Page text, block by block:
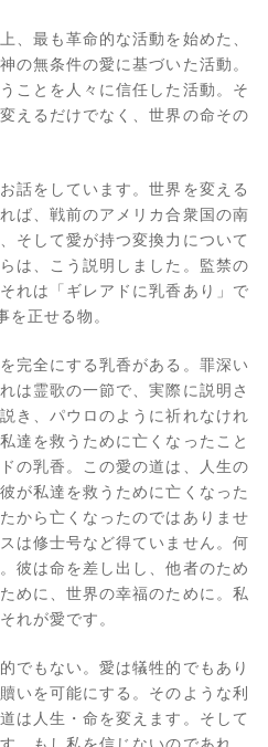
、最も革命的な活動を始めた、
の無条件の愛に基づいた活動。
ことを人々に信任した活動。そ
えるだけでなく、世界の命その
話をしています。世界を変える
ば、戦前のアメリカ合衆国の南
そして愛が持つ変換力について
は、こう説明しました。監禁の
れは「ギレアドに乳香あり」で
正せる物。
完全にする乳香がある。罪深い
は霊歌の一節で、実際に説明さ
き、パウロのように祈れなけれ
達を救うために亡くなったこと
の乳香。この愛の道は、人生の
が私達を救うために亡くなった
から亡くなったのではありませ
は修士号など得ていません。何
彼は命を差し出し、他者のため
めに、世界の幸福のために。私
れが愛です。
でもない。愛は犠牲的でもあり
いを可能にする。そのような利
は人生・命を変えます。そして